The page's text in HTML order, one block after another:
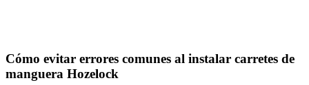
Cómo evitar errores comunes al instalar carretes de
manguera Hozelock